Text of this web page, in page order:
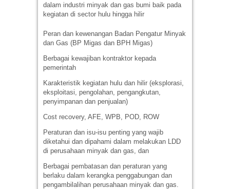
dalam industri minyak dan gas bumi baik pada
kegiatan di sector hulu hingga hilir
Peran dan kewenangan Badan Pengatur Minyak
dan Gas (BP Migas dan BPH Migas)
Berbagai kewajiban kontraktor kepada
pemerintah
Karakteristik kegiatan hulu dan hilir (eksplorasi,
eksploitasi, pengolahan, pengangkutan,
penyimpanan dan penjualan)
Cost recovery, AFE, WPB, POD, ROW
Peraturan dan isu-isu penting yang wajib
diketahui dan dipahami dalam melakukan LDD
di perusahaan minyak dan gas, dan
Berbagai pembatasan dan peraturan yang
berlaku dalam kerangka penggabungan dan
pengambilalihan perusahaan minyak dan gas.